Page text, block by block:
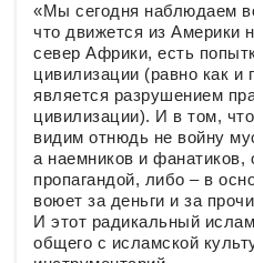
«Мы сегодня наблюдаем
что движется из Америки
север Африки, есть
цивилизации (равно как и
является разрушением
цивилизации). И в том,
видим отнюдь не войну
а наемников и фанатиков,
пропагандой, либо – в
воюет за деньги и за
И этот радикальный
общего с исламской